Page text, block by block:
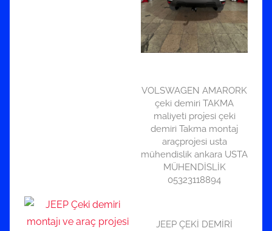
VOLSWAGEN AMARORK
çeki demiri TAKMA
maliyeti projesi çeki
demiri Takma montaj
araçprojesi usta
mühendislik ankara USTA
MÜHENDİSLİK
05323118894
JEEP ÇEKİ DEMİRİ